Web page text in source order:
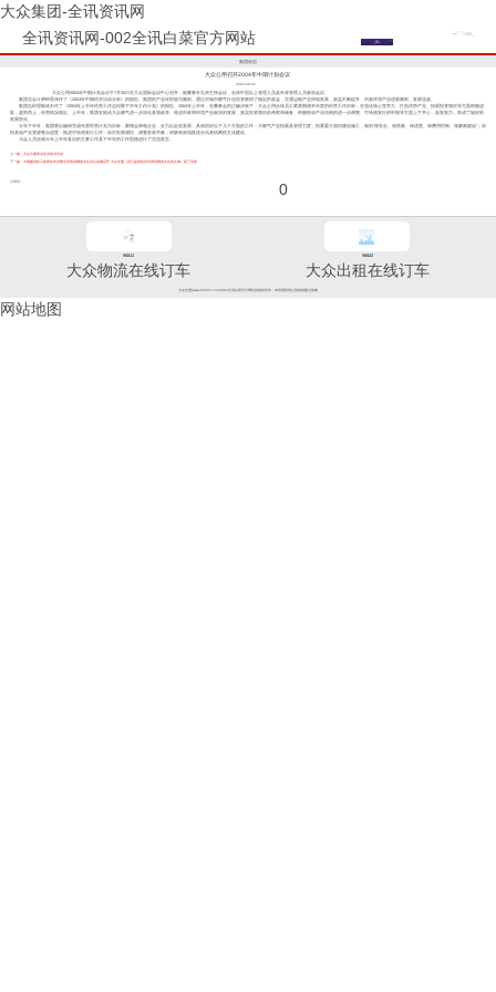
大众集团-全讯资讯网
全讯资讯网-002全讯白菜官方网站
集团动态
大众公用召开2004年中期计划会议
2004-08-02
大众公用2004年中期计划会议于7月30日在大众国际会议中心召开，副董事长孔炜主持会议，全体中层以上管理人员及外派管理人员参加会议。
集团总会计师钟晋倖作了《2004年中期经济活动分析》的报告。集团的产业转型较为顺利，通过对城市燃气行业投资获得了稳定的收益，交通运输产业持续发展，效益不断提升，市政环境产业进展顺利，发展迅速。
集团总经理陈靖丰作了《2004年上半年经营工作总结暨下半年工作计划》的报告。2004年上半年，在董事会的正确决策下，大众公用全体员工紧紧围绕本年度的经营工作目标，在强化核心竞争力、打造优势产业、拓展投资项目等方面积极进
取，趁势而上，经营情况稳定。上半年，集团在推动大众燃气进一步深化各项改革、推进市政和环境产业板块的发展、落实投资项目的考察和储备、积极推动产业结构的进一步调整、可转债发行的申报等方面上下齐心，奋发努力，形成了较好的
发展势头。
今年下半年，集团将以确保完成年度经营计划为目标，聚精会神做企业，全力以赴促发展，具体抓好以下几个方面的工作：大燃气产业拓展及管理力度；抓紧重大项目建设施工，做到“保安全、保质量、保进度、保费用控制、保廉政建设”；加
快其他产业资源整合进度；推进可转债发行工作；应对宏观调控，调整发展节奏；积极有效地推进全讯资讯网的文化建设。
与会人员还就今年上半年各自的主要工作及下半年的工作思路进行了交流发言。
上一篇：大众大厦举办全员读书活动
下一篇：中国建设职工政研会年会暨全讯资讯网的文化论坛在穗召开 大众交通《员工是创造全讯资讯网的文化的主体》获三等奖
分享到： 0
96811
大众物流在线订车
96822
大众出租在线订车
大众交通(www.96822.com)002全讯白菜官方网站的版权所有，未经授权禁止复制或建立镜像
网站地图